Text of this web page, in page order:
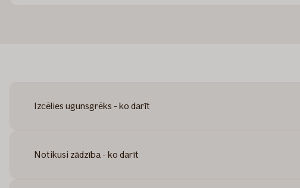
Izcēlies ugunsgrēks - ko darīt
Notikusi zādzība - ko darīt